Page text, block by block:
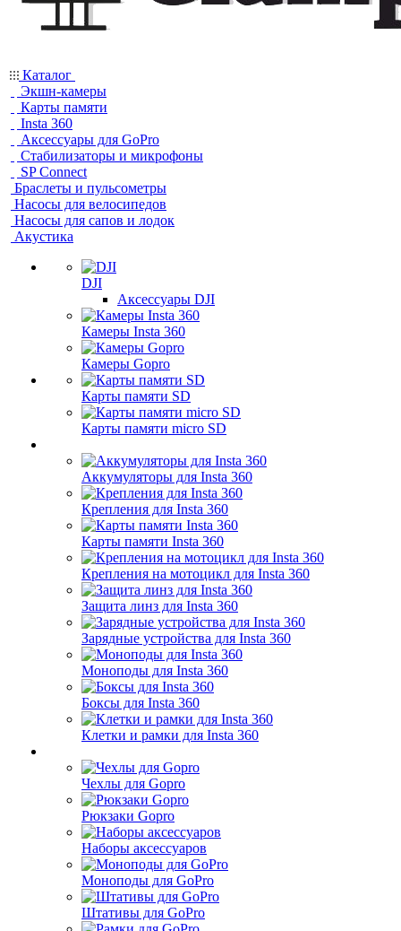
Каталог
Экшн-камеры
Карты памяти
Insta 360
Аксессуары для GoPro
Стабилизаторы и микрофоны
SP Connect
Браслеты и пульсометры
Насосы для велосипедов
Насосы для сапов и лодок
Акустика
DJI
Аксессуары DJI
Камеры Insta 360
Камеры Gopro
Карты памяти SD
Карты памяти micro SD
Аккумуляторы для Insta 360
Крепления для Insta 360
Карты памяти Insta 360
Крепления на мотоцикл для Insta 360
Защита линз для Insta 360
Зарядные устройства для Insta 360
Моноподы для Insta 360
Боксы для Insta 360
Клетки и рамки для Insta 360
Чехлы для Gopro
Рюкзаки Gopro
Наборы аксессуаров
Моноподы для GoPro
Штативы для GoPro